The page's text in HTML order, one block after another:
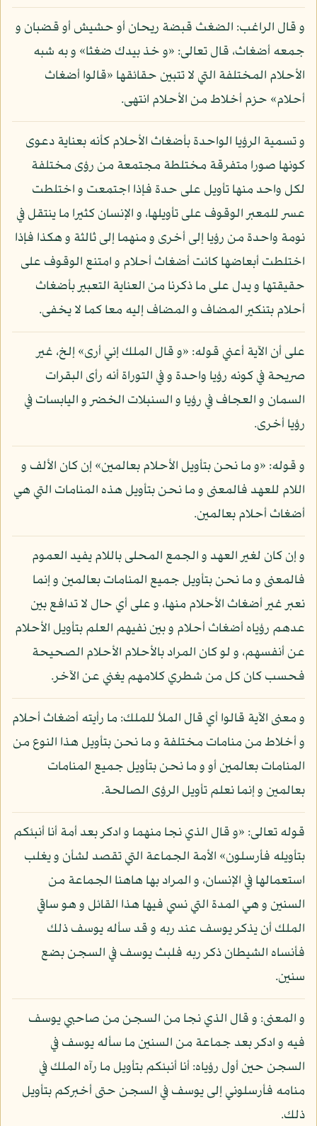
و قال الراغب: الضغث قبضة ريحان أو حشيش أو قضبان و
جمعه أضغاث، قال تعالى: «و خذ بيدك ضغثا» و به شبه
الأحلام المختلفة التي لا تتبين حقائقها «قالوا أضغاث
أحلام» حزم أخلاط من الأحلام انتهى.
و تسمية الرؤيا الواحدة بأضغاث الأحلام كأنه بعناية دعوى
كونها صورا متفرقة مختلطة مجتمعة من رؤى مختلفة
لكل واحد منها تأويل على حدة فإذا اجتمعت و اختلطت
عسر للمعبر الوقوف على تأويلها، و الإنسان كثيرا ما ينتقل في
نومة واحدة من رؤيا إلى أخرى و منهما إلى ثالثة و هكذا فإذا
اختلطت أبعاضها كانت أضغاث أحلام و امتنع الوقوف على
حقيقتها و يدل على ما ذكرنا من العناية التعبير بأضغاث
أحلام بتنكير المضاف و المضاف إليه معا كما لا يخفى.
على أن الآية أعني قوله: «و قال الملك إني أرى» إلخ، غير
صريحة في كونه رؤيا واحدة و في التوراة أنه رأى البقرات
السمان و العجاف في رؤيا و السنبلات الخضر و اليابسات في
رؤيا أخرى.
و قوله: «و ما نحن بتأويل الأحلام بعالمين» إن كان الألف و
اللام للعهد فالمعنى و ما نحن بتأويل هذه المنامات التي هي
أضغاث أحلام بعالمين.
و إن كان لغير العهد و الجمع المحلى باللام يفيد العموم
فالمعنى و ما نحن بتأويل جميع المنامات بعالمين و إنما
نعبر غير أضغاث الأحلام منها، و على أي حال لا تدافع بين
عدهم رؤياه أضغاث أحلام و بين نفيهم العلم بتأويل الأحلام
عن أنفسهم، و لو كان المراد بالأحلام الأحلام الصحيحة
فحسب كان كل من شطري كلامهم يغني عن الآخر.
و معنى الآية قالوا أي قال الملأ للملك: ما رأيته أضغاث أحلام
و أخلاط من منامات مختلفة و ما نحن بتأويل هذا النوع من
المنامات بعالمين أو و ما نحن بتأويل جميع المنامات
بعالمين و إنما نعلم تأويل الرؤى الصالحة.
قوله تعالى: «و قال الذي نجا منهما و ادكر بعد أمة أنا أنبئكم
بتأويله فأرسلون» الأمة الجماعة التي تقصد لشأن و يغلب
استعمالها في الإنسان، و المراد بها هاهنا الجماعة من
السنين و هي المدة التي نسي فيها هذا القائل و هو ساقي
الملك أن يذكر يوسف عند ربه و قد سأله يوسف ذلك
فأنساه الشيطان ذكر ربه فلبث يوسف في السجن بضع
سنين.
و المعنى: و قال الذي نجا من السجن من صاحبي يوسف
فيه و ادكر بعد جماعة من السنين ما سأله يوسف في
السجن حين أول رؤياه: أنا أنبئكم بتأويل ما رآه الملك في
منامه فأرسلوني إلى يوسف في السجن حتى أخبركم بتأويل
ذلك.